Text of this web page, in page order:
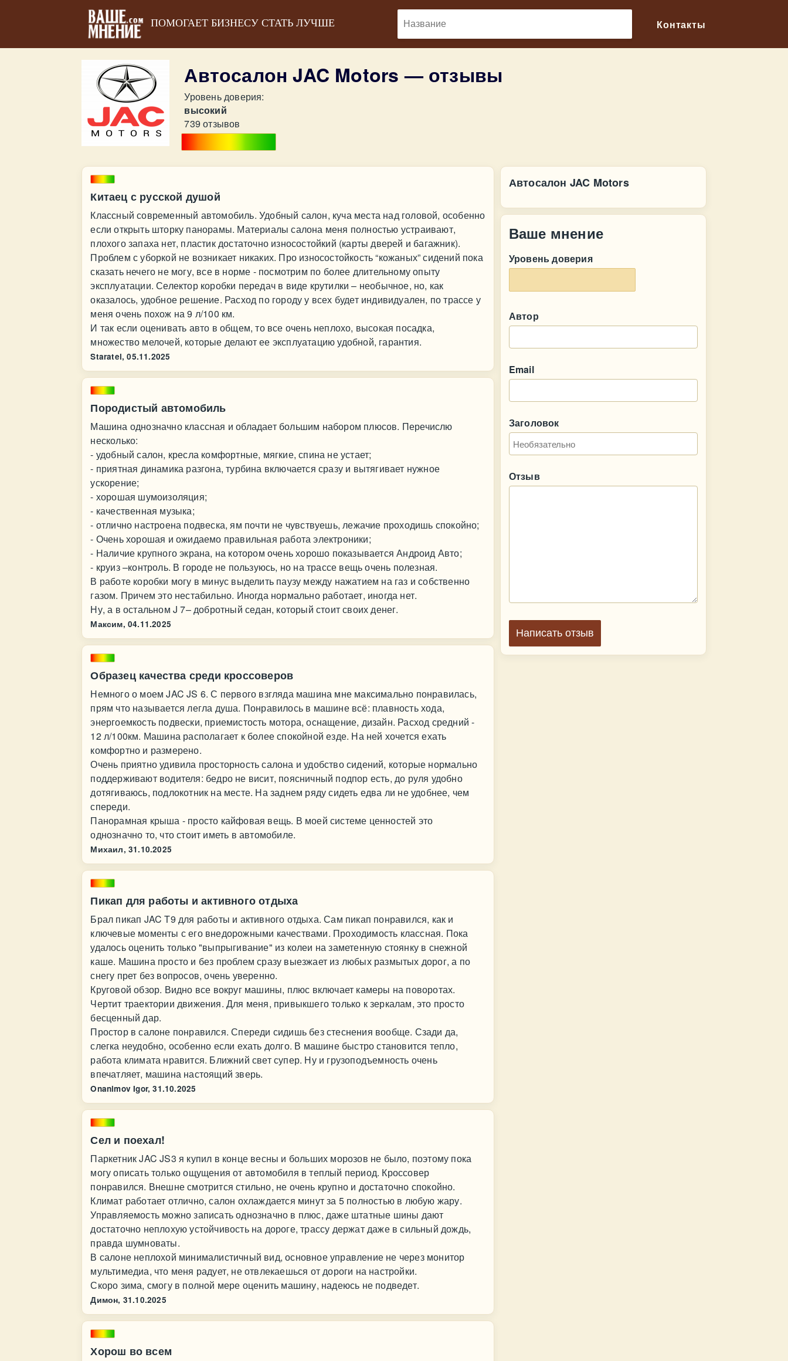
ПОМОГАЕТ БИЗНЕСУ СТАТЬ ЛУЧШЕ Контакты
Автосалон JAC Motors — отзывы
Уровень доверия:
высокий
739 отзывов
Китаец с русской душой
Классный современный автомобиль. Удобный салон, куча места над головой, особенно
если открыть шторку панорамы. Материалы салона меня полностью устраивают,
плохого запаха нет, пластик достаточно износостойкий (карты дверей и багажник).
Проблем с уборкой не возникает никаких. Про износостойкость “кожаных” сидений пока
сказать нечего не могу, все в норме - посмотрим по более длительному опыту
эксплуатации. Селектор коробки передач в виде крутилки – необычное, но, как
оказалось, удобное решение. Расход по городу у всех будет индивидуален, по трассе у
меня очень похож на 9 л/100 км.
И так если оценивать авто в общем, то все очень неплохо, высокая посадка,
множество мелочей, которые делают ее эксплуатацию удобной, гарантия.
Staratel, 05.11.2025
Породистый автомобиль
Машина однозначно классная и обладает большим набором плюсов. Перечислю
несколько:
- удобный салон, кресла комфортные, мягкие, спина не устает;
- приятная динамика разгона, турбина включается сразу и вытягивает нужное
ускорение;
- хорошая шумоизоляция;
- качественная музыка;
- отлично настроена подвеска, ям почти не чувствуешь, лежачие проходишь спокойно;
- Очень хорошая и ожидаемо правильная работа электроники;
- Наличие крупного экрана, на котором очень хорошо показывается Андроид Авто;
- круиз –контроль. В городе не пользуюсь, но на трассе вещь очень полезная.
В работе коробки могу в минус выделить паузу между нажатием на газ и собственно
газом. Причем это нестабильно. Иногда нормально работает, иногда нет.
Ну, а в остальном J 7– добротный седан, который стоит своих денег.
Максим, 04.11.2025
Образец качества среди кроссоверов
Немного о моем JAC JS 6. С первого взгляда машина мне максимально понравилась,
прям что называется легла душа. Понравилось в машине всё: плавность хода,
энергоемкость подвески, приемистость мотора, оснащение, дизайн. Расход средний -
12 л/100км. Машина располагает к более спокойной езде. На ней хочется ехать
комфортно и размерено.
Очень приятно удивила просторность салона и удобство сидений, которые нормально
поддерживают водителя: бедро не висит, поясничный подпор есть, до руля удобно
дотягиваюсь, подлокотник на месте. На заднем ряду сидеть едва ли не удобнее, чем
спереди.
Панорамная крыша - просто кайфовая вещь. В моей системе ценностей это
однозначно то, что стоит иметь в автомобиле.
Михаил, 31.10.2025
Пикап для работы и активного отдыха
Брал пикап JAC T9 для работы и активного отдыха. Сам пикап понравился, как и
ключевые моменты с его внедорожными качествами. Проходимость классная. Пока
удалось оценить только "выпрыгивание" из колеи на заметенную стоянку в снежной
каше. Машина просто и без проблем сразу выезжает из любых размытых дорог, а по
снегу прет без вопросов, очень уверенно.
Круговой обзор. Видно все вокруг машины, плюс включает камеры на поворотах.
Чертит траектории движения. Для меня, привыкшего только к зеркалам, это просто
бесценный дар.
Простор в салоне понравился. Спереди сидишь без стеснения вообще. Сзади да,
слегка неудобно, особенно если ехать долго. В машине быстро становится тепло,
работа климата нравится. Ближний свет супер. Ну и грузоподъемность очень
впечатляет, машина настоящий зверь.
Onanimov Igor, 31.10.2025
Сел и поехал!
Паркетник JAC JS3 я купил в конце весны и больших морозов не было, поэтому пока
могу описать только ощущения от автомобиля в теплый период. Кроссовер
понравился. Внешне смотрится стильно, не очень крупно и достаточно спокойно.
Климат работает отлично, салон охлаждается минут за 5 полностью в любую жару.
Управляемость можно записать однозначно в плюс, даже штатные шины дают
достаточно неплохую устойчивость на дороге, трассу держат даже в сильный дождь,
правда шумноваты.
В салоне неплохой минималистичный вид, основное управление не через монитор
мультимедиа, что меня радует, не отвлекаешься от дороги на настройки.
Скоро зима, смогу в полной мере оценить машину, надеюсь не подведет.
Димон, 31.10.2025
Хорош во всем
Автосалон JAC Motors
Ваше мнение
Уровень доверия
Автор
Email
Заголовок
Отзыв
Написать отзыв